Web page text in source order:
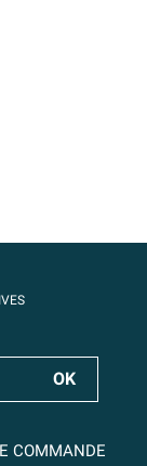
COMMANDE